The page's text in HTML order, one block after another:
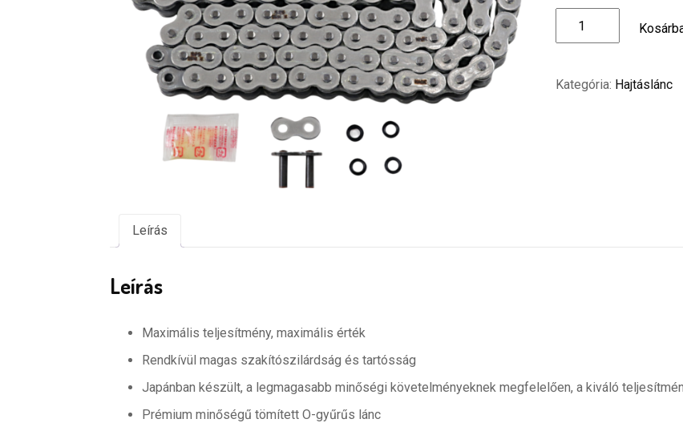
Lánc
Kategória: Hajtáslánc
Leírás
Leírás
Maximális teljesítmény, maximális érték
Rendkívül magas szakítószilárdság és tartósság
Japánban készült, a legmagasabb minőségi követelményeknek megfelelően, a kiváló
Prémium minőségű tömített O-gyűrűs lánc